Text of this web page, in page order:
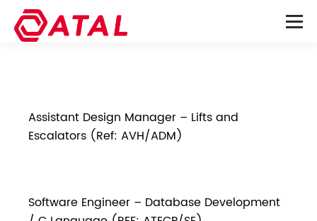
Assistant Design Manager – Lifts and
Escalators (Ref: AVH/ADM)
Software Engineer – Database Development